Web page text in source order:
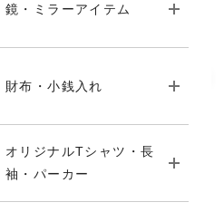
鏡・ミラーアイテム
財布・小銭入れ
オリジナルTシャツ・長
袖・パーカー